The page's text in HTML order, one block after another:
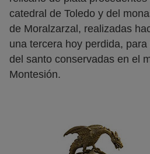
catedral de Toledo y del
de Moralzarzal, realizadas
una tercera hoy perdida,
del santo conservadas en el
Montesión.